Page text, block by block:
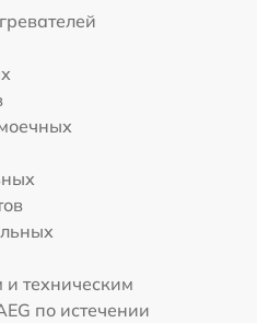
техническим
по истечении